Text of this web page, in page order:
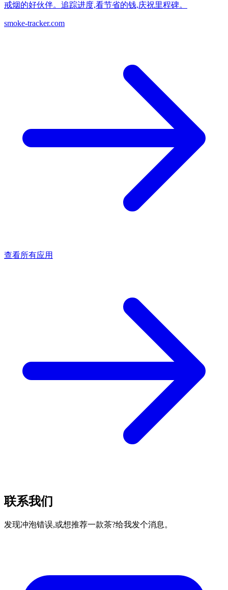
戒烟的好伙伴。追踪进度,看节省的钱,庆祝里程碑。
smoke-tracker.com
查看所有应用
联系我们
发现冲泡错误,或想推荐一款茶?给我发个消息。